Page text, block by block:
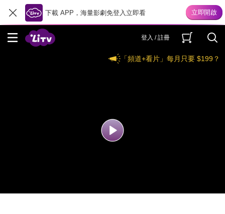
下載 APP，海量影劇免登入立即看
登入 / 註冊
「頻道+看片」每月只要 $199？